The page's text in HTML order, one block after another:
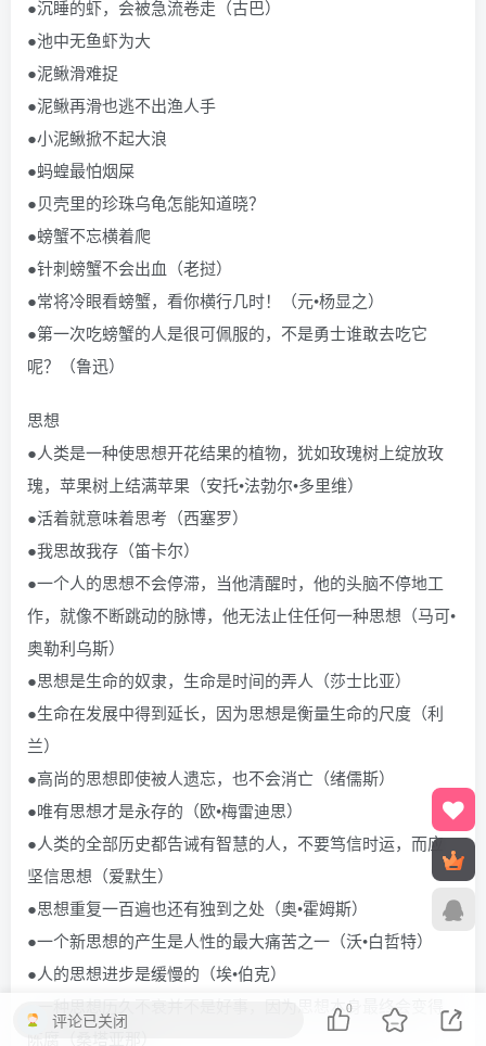
●沉睡的虾，会被急流卷走（古巴）
●池中无鱼虾为大
●泥鳅滑难捉
●泥鳅再滑也逃不出渔人手
●小泥鳅掀不起大浪
●蚂蝗最怕烟屎
●贝壳里的珍珠乌龟怎能知道晓？
●螃蟹不忘横着爬
●针刺螃蟹不会出血（老挝）
●常将冷眼看螃蟹，看你横行几时！（元•杨显之）
●第一次吃螃蟹的人是很可佩服的，不是勇士谁敢去吃它
呢？（鲁迅）
思想
●人类是一种使思想开花结果的植物，犹如玫瑰树上绽放玫
瑰，苹果树上结满苹果（安托•法勃尔•多里维）
●活着就意味着思考（西塞罗）
●我思故我存（笛卡尔）
●一个人的思想不会停滞，当他清醒时，他的头脑不停地工
作，就像不断跳动的脉博，他无法止住任何一种思想（马可•
奥勒利乌斯）
●思想是生命的奴隶，生命是时间的弄人（莎士比亚）
●生命在发展中得到延长，因为思想是衡量生命的尺度（利
兰）
●高尚的思想即使被人遗忘，也不会消亡（绪儒斯）
●唯有思想才是永存的（欧•梅雷迪思）
●人类的全部历史都告诫有智慧的人，不要笃信时运，而应
坚信思想（爱默生）
●思想重复一百遍也还有独到之处（奥•霍姆斯）
●一个新思想的产生是人性的最大痛苦之一（沃•白哲特）
●人的思想进步是缓慢的（埃•伯克）
●一种思想历久不衰并不是好事，因为思想本身最终会变得
评论已关闭
0